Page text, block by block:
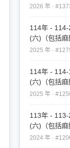
產科、復健
2026 年 ·
114年 -
(六)（包括麻
產科、復健
2025 年 ·
114年 -
(六)（包括麻
產科、復健
2025 年 ·
113年 -
(六)（包括麻
產科、復健
2024 年 ·